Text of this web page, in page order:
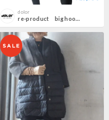
dolor
re-product big hoodie